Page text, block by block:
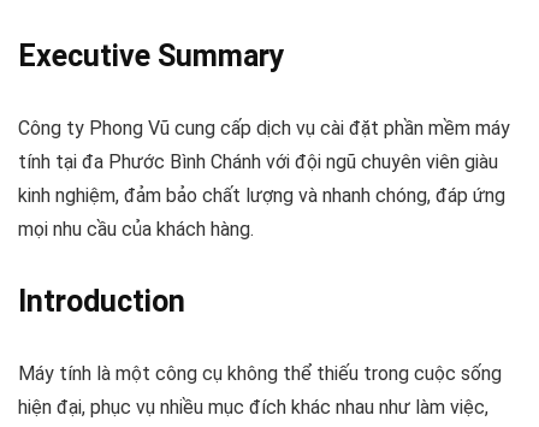
Executive Summary
Công ty Phong Vũ cung cấp dịch vụ cài đặt phần mềm máy
tính tại đa Phước Bình Chánh với đội ngũ chuyên viên giàu
kinh nghiệm, đảm bảo chất lượng và nhanh chóng, đáp ứng
mọi nhu cầu của khách hàng.
Introduction
Máy tính là một công cụ không thể thiếu trong cuộc sống
hiện đại, phục vụ nhiều mục đích khác nhau như làm việc,